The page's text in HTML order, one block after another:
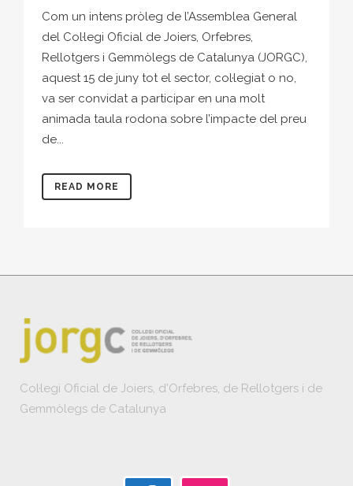
Com un intens pròleg de l’Assemblea General
del Col·legi Oficial de Joiers, Orfebres,
Rellotgers i Gemmòlegs de Catalunya (JORGC),
aquest 15 de juny tot el sector, col·legiat o no,
va ser convidat a participar en una molt
animada taula rodona sobre l’impacte del preu
de...
READ MORE
Col·legi Oficial de Joiers, d'Orfebres, de Rellotgers i de
Gemmòlegs de Catalunya